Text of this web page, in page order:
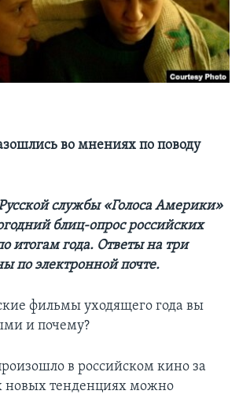
во мнениях по поводу
службы «Голоса Америки»
блиц-опрос российских
итогам года. Ответы на три
по электронной почте.
фильмы уходящего года вы
и почему?
в российском кино за
новых тенденциях можно